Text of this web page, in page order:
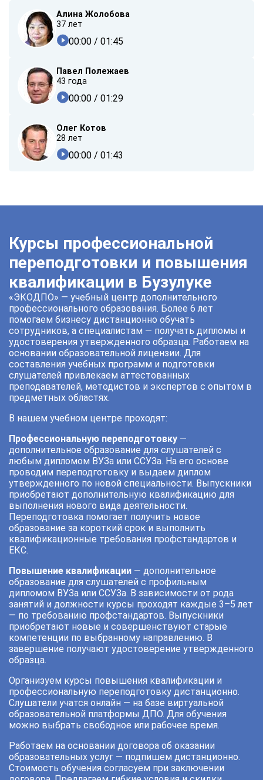
Алина Жолобова
37 лет
00:00 / 01:45
Павел Полежаев
43 года
00:00 / 01:29
Олег Котов
28 лет
00:00 / 01:43
Курсы профессиональной
переподготовки и повышения
квалификации в Бузулуке
«ЭКОДПО» — учебный центр дополнительного
профессионального образования. Более 6 лет
помогаем бизнесу дистанционно обучать
сотрудников, а специалистам — получать дипломы и
удостоверения утвержденного образца. Работаем на
основании образовательной лицензии. Для
составления учебных программ и подготовки
слушателей привлекаем аттестованных
преподавателей, методистов и экспертов с опытом в
предметных областях.
В нашем учебном центре проходят:
Профессиональную переподготовку —
дополнительное образование для слушателей с
любым дипломом ВУЗа или ССУЗа. На его основе
проводим переподготовку и выдаем диплом
утвержденного по новой специальности. Выпускники
приобретают дополнительную квалификацию для
выполнения нового вида деятельности.
Переподготовка помогает получить новое
образование за короткий срок и выполнить
квалификационные требования профстандартов и
ЕКС.
Повышение квалификации — дополнительное
образование для слушателей с профильным
дипломом ВУЗа или ССУЗа. В зависимости от рода
занятий и должности курсы проходят каждые 3–5 лет
— по требованию профстандартов. Выпускники
приобретают новые и совершенствуют старые
компетенции по выбранному направлению. В
завершение получают удостоверение утвержденного
образца.
Организуем курсы повышения квалификации и
профессиональную переподготовку дистанционно.
Слушатели учатся онлайн — на базе виртуальной
образовательной платформы ДПО. Для обучения
можно выбрать свободное или рабочее время.
Работаем на основании договора об оказании
образовательных услуг — подпишем дистанционно.
Стоимость обучения согласуем при заключении